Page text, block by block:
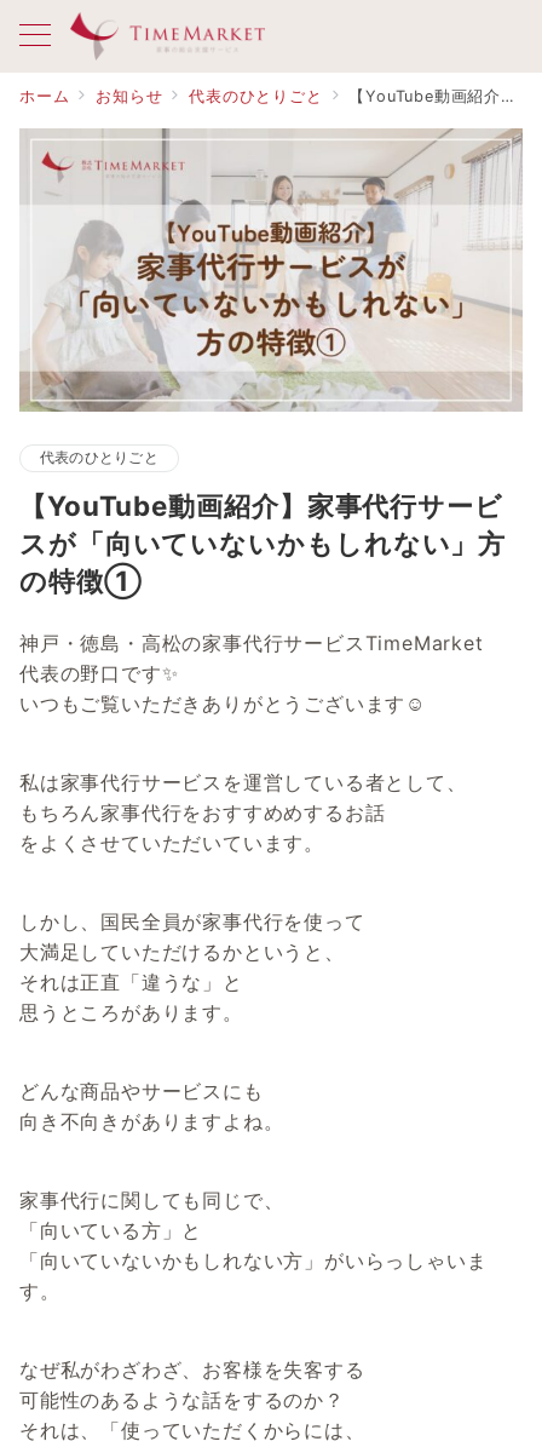
ホーム お知らせ 代表のひとりごと 【YouTube動画紹介】家事代行サービスが「向いていないかもしれない」方の特徴①
代表のひとりごと
【YouTube動画紹介】家事代行サービ
スが「向いていないかもしれない」方
の特徴①
神戸・徳島・高松の家事代行サービスTimeMarket
代表の野口です✨
いつもご覧いただきありがとうございます☺
私は家事代行サービスを運営している者として、
もちろん家事代行をおすすめめするお話
をよくさせていただいています。
しかし、国民全員が家事代行を使って
大満足していただけるかというと、
それは正直「違うな」と
思うところがあります。
どんな商品やサービスにも
向き不向きがありますよね。
家事代行に関しても同じで、
「向いている方」と
「向いていないかもしれない方」がいらっしゃいま
す。
なぜ私がわざわざ、お客様を失客する
可能性のあるような話をするのか？
それは、「使っていただくからには、